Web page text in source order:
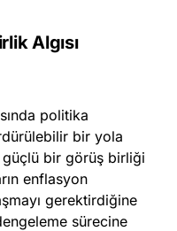
Algısı
politika
bir yola
güçlü bir görüş birliği
enflasyon
gerektirdiğine
sürecine